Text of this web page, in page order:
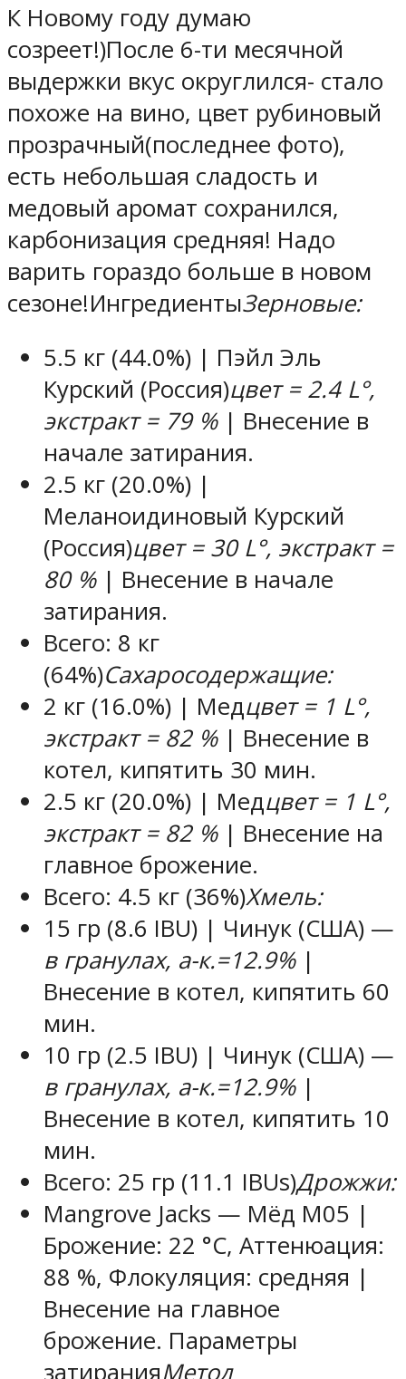
К Новому году думаю
созреет!)После 6-ти месячной
выдержки вкус округлился- стало
похоже на вино, цвет рубиновый
прозрачный(последнее фото),
есть небольшая сладость и
медовый аромат сохранился,
карбонизация средняя! Надо
варить гораздо больше в новом
сезоне!ИнгредиентыЗерновые:
5.5 кг (44.0%) | Пэйл Эль
Курский (Россия)цвет = 2.4 L°,
экстракт = 79 %| Внесение в
начале затирания.
2.5 кг (20.0%) |
Меланоидиновый Курский
(Россия)цвет = 30 L°, экстракт =
80 %| Внесение в начале
затирания.
Всего: 8 кг
(64%)Сахаросодержащие:
2 кг (16.0%) | Медцвет = 1 L°,
экстракт = 82 %| Внесение в
котел, кипятить 30 мин.
2.5 кг (20.0%) | Медцвет = 1 L°,
экстракт = 82 %| Внесение на
главное брожение.
Всего: 4.5 кг (36%)Хмель:
15 гр (8.6 IBU) | Чинук (США) —
в гранулах, a-к.=12.9%|
Внесение в котел, кипятить 60
мин.
10 гр (2.5 IBU) | Чинук (США) —
в гранулах, a-к.=12.9%|
Внесение в котел, кипятить 10
мин.
Всего: 25 гр (11.1 IBUs)Дрожжи:
Mangrove Jacks — Мёд M05 |
Брожение: 22 °С, Аттенюация:
88 %, Флокуляция: средняя |
Внесение на главное
брожение. Параметры
затиранияМетод